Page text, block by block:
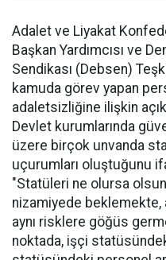
Adalet ve Liyakat
Başkan Yardımcısı ve
Sendikası (Debsen)
kamuda görev yapan
adaletsizliğine ilişkin
Devlet kurumlarında
üzere birçok unvanda
uçurumları oluştuğunu
"Statüleri ne olursa
nizamiyede beklemekte,
aynı risklere göğüs
noktada, işçi